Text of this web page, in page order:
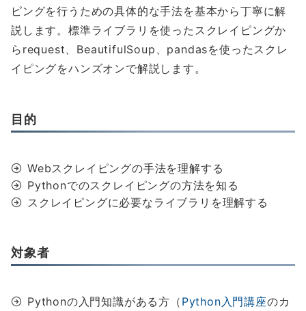
ピングを行うための具体的な手法を基本から丁寧に解
説します。標準ライブラリを使ったスクレイピングか
らrequest、BeautifulSoup、pandasを使ったスクレ
イピングをハンズオンで解説します。
目的
Webスクレイピングの手法を理解する
Pythonでのスクレイピングの方法を知る
スクレイピングに必要なライブラリを理解する
対象者
Pythonの入門知識がある方（ Python入門講座のカ